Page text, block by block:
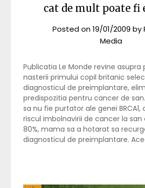
cat de mult poate fi
Posted on19/01/2009 by
Media
Publicatia Le Monde revine asupra
nasterii primului copil britanic
diagnosticul de preimplantare,
predispozitia pentru cancer de
sa nu fie purtator ale genei
riscul imbolnavirii de cancer la san
80%, mama sa a hotarat sa
diagnosticul de preimplantare.